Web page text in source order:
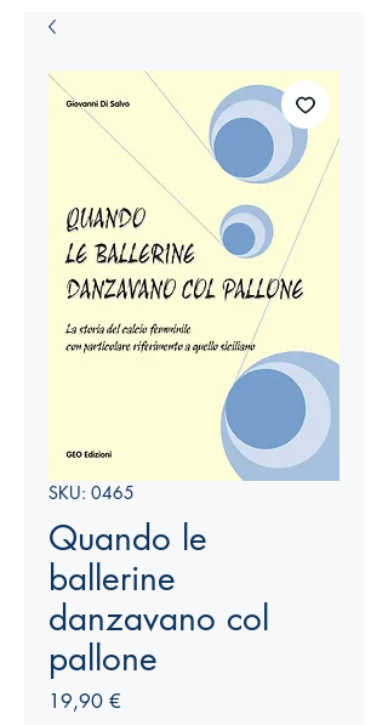
SKU: 0465
Quando le
ballerine
danzavano col
pallone
19,90 €